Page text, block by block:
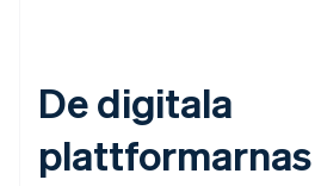
De digitala